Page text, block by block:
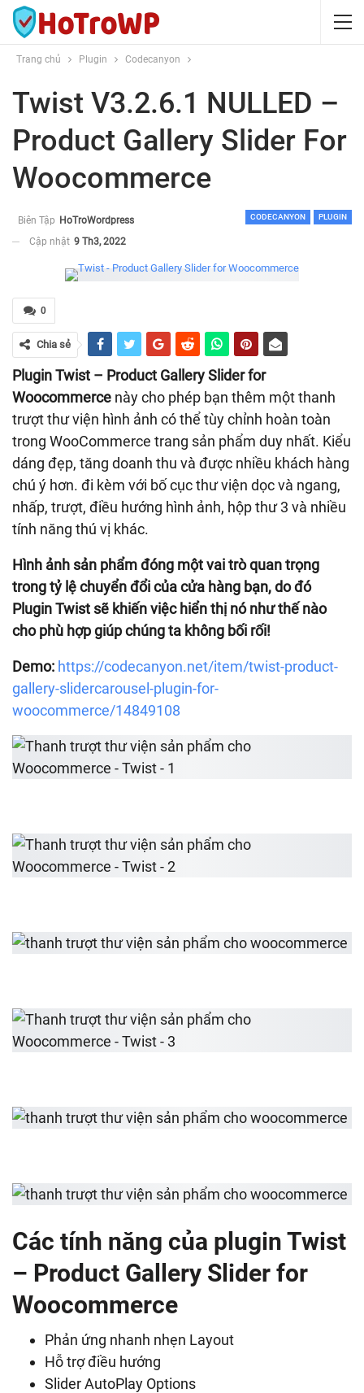
Trang chủ Plugin Codecanyon
Twist V3.2.6.1 NULLED –
Product Gallery Slider For
Woocommerce
CODECANYON PLUGIN
Biên Tập HoTroWordpress
Cập nhật 9 Th3, 2022
0
Chia sẻ
Plugin Twist – Product Gallery Slider for
Woocommerce này cho phép bạn thêm một thanh
trượt thư viện hình ảnh có thể tùy chỉnh hoàn toàn
trong WooCommerce trang sản phẩm duy nhất. Kiểu
dáng đẹp, tăng doanh thu và được nhiều khách hàng
chú ý hơn. đi kèm với bố cục thư viện dọc và ngang,
nhấp, trượt, điều hướng hình ảnh, hộp thư 3 và nhiều
tính năng thú vị khác.
Hình ảnh sản phẩm đóng một vai trò quan trọng
trong tỷ lệ chuyển đổi của cửa hàng bạn, do đó
Plugin Twist sẽ khiến việc hiển thị nó như thế nào
cho phù hợp giúp chúng ta không bối rối!
Demo: https://codecanyon.net/item/twist-product-
gallery-slidercarousel-plugin-for-
woocommerce/14849108
Các tính năng của plugin Twist
– Product Gallery Slider for
Woocommerce
Phản ứng nhanh nhẹn Layout
Hỗ trợ điều hướng
Slider AutoPlay Options